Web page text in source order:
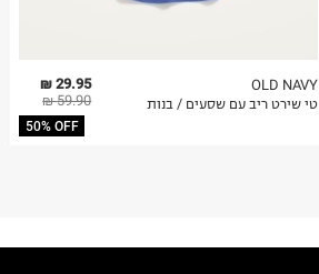
29.95 ₪
59.90 ₪
50% OFF
OLD NAVY
טי שירט ריב עם שסעים / בנות